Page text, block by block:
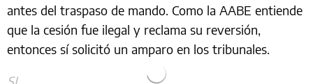
antes del traspaso de mando. Como la AABE entiende
que la cesión fue ilegal y reclama su reversión,
entonces sí solicitó un amparo en los tribunales.